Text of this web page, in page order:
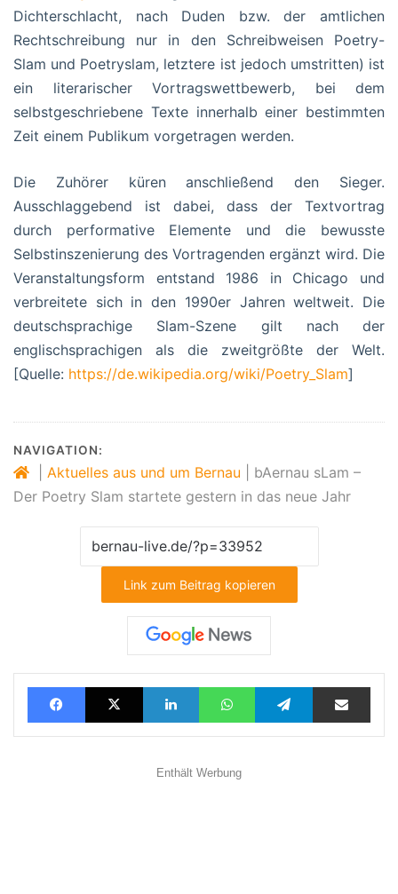
Dichterschlacht, nach Duden bzw. der amtlichen
Rechtschreibung nur in den Schreibweisen Poetry-
Slam und Poetryslam, letztere ist jedoch umstritten) ist
ein literarischer Vortragswettbewerb, bei dem
selbstgeschriebene Texte innerhalb einer bestimmten
Zeit einem Publikum vorgetragen werden.
Die Zuhörer küren anschließend den Sieger.
Ausschlaggebend ist dabei, dass der Textvortrag
durch performative Elemente und die bewusste
Selbstinszenierung des Vortragenden ergänzt wird. Die
Veranstaltungsform entstand 1986 in Chicago und
verbreitete sich in den 1990er Jahren weltweit. Die
deutschsprachige Slam-Szene gilt nach der
englischsprachigen als die zweitgrößte der Welt.
[Quelle: https://de.wikipedia.org/wiki/Poetry_Slam]
NAVIGATION:
Aktuelles aus und um Bernau
bAernau sLam –
Der Poetry Slam startete gestern in das neue Jahr
Link zum Beitrag kopieren
FacebookX LinkedInWhatsAppTelegramTeilen via E-Mail
Enthält Werbung